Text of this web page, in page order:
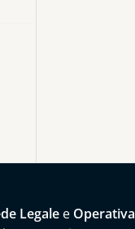
Legalee Operativa